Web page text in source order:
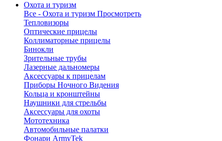
Охота и туризм
Все - Охота и туризм Просмотреть
Тепловизоры
Оптические прицелы
Коллиматорные прицелы
Бинокли
Зрительные трубы
Лазерные дальномеры
Аксессуары к прицелам
Приборы Ночного Видения
Кольца и кронштейны
Наушники для стрельбы
Аксессуары для охоты
Мототехника
Автомобильные палатки
Фонари ArmyTek